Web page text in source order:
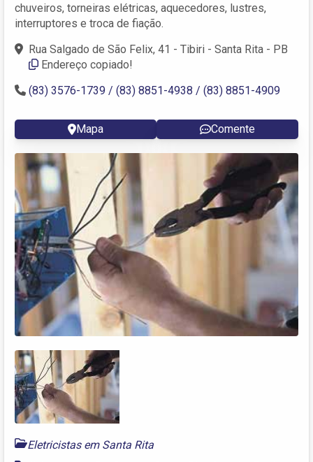
chuveiros, torneiras elétricas, aquecedores, lustres,
interruptores e troca de fiação.
Rua Salgado de São Felix, 41 - Tibiri - Santa Rita - PB
Endereço copiado!
(83) 3576-1739 / (83) 8851-4938 / (83) 8851-4909
Mapa Comente
Eletricistas em Santa Rita